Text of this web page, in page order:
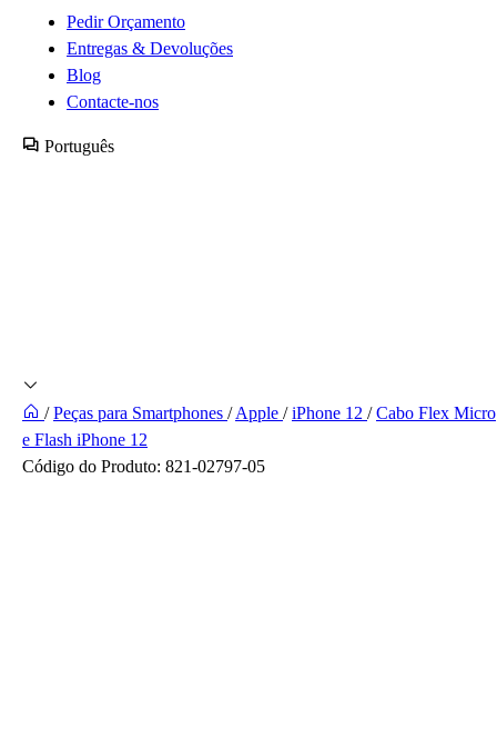
Pedir Orçamento
Entregas & Devoluções
Blog
Contacte-nos
Português
/ Peças para Smartphones /Apple / iPhone 12 / Cabo Flex Micro
e Flash iPhone 12
Código do Produto: 821-02797-05